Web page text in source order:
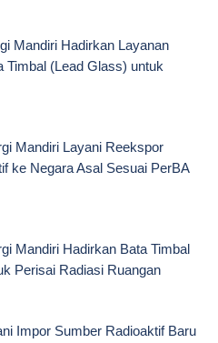
Mandiri Hadirkan Layanan
Timbal (Lead Glass) untuk
Mandiri Layani Reekspor
ke Negara Asal Sesuai PerBA
Mandiri Hadirkan Bata Timbal
Perisai Radiasi Ruangan
Impor Sumber Radioaktif Baru